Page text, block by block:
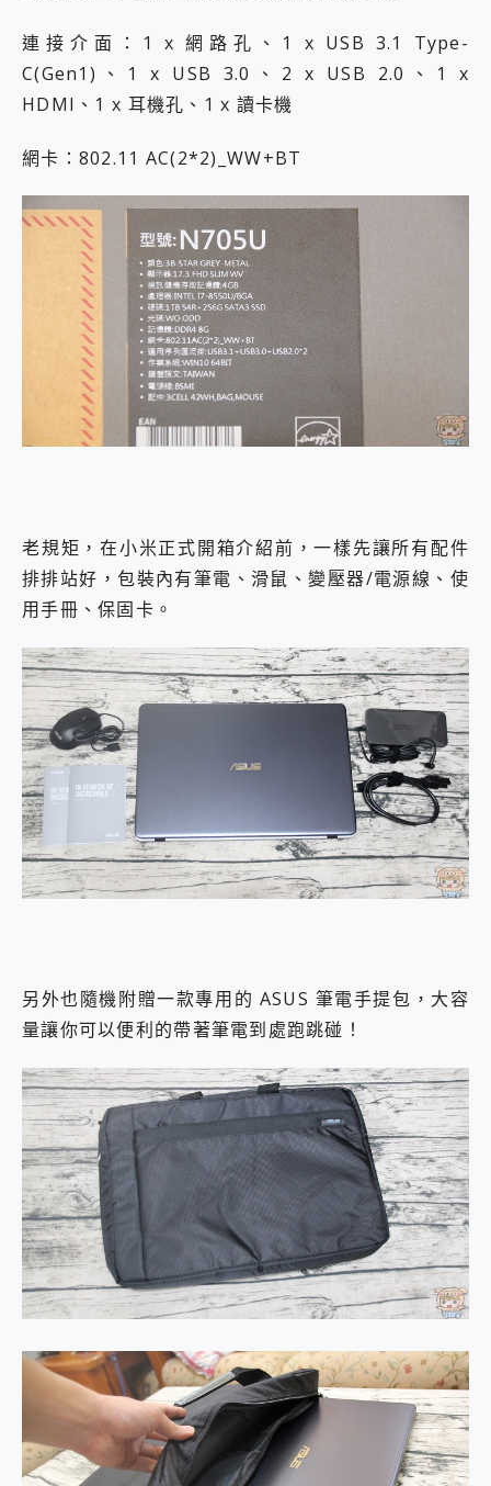
連接介面：1 x 網路孔、1 x USB 3.1 Type-
C(Gen1)、1 x USB 3.0、2 x USB 2.0、1 x
HDMI、1 x 耳機孔、1 x 讀卡機
網卡：802.11 AC(2*2)_WW+BT
老規矩，在小米正式開箱介紹前，一樣先讓所有配件
排排站好，包裝內有筆電、滑鼠、變壓器/電源線、使
用手冊、保固卡。
另外也隨機附贈一款專用的 ASUS 筆電手提包，大容
量讓你可以便利的帶著筆電到處跑跳碰！